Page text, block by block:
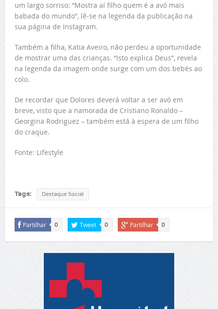
um largo sorriso: “Mostra aí filho quem é a avó mais
babada do mundo”, lê-se na legenda da publicação na
sua página de Instagram.
Também a filha, Katia Aveiro, não perdeu a oportunidade
de mostrar uma das crianças. “Isto explica Deus”, revela
na legenda da imagem onde surge com um dos bebés ao
colo.
De recordar que Dolores deverá voltar a ser avó em
breve, visto que a namorada de Cristiano Ronaldo –
Georgina Rodriguez – também está à espera de um filho
do craque.
Fonte: Lifestyle
Tags: Destaque Social
Partilhar 0 Tweet 0 Partilhar 0